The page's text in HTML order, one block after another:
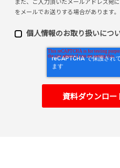
をメールでお送りする場合があります。
個⼈情報のお取り扱いにつ